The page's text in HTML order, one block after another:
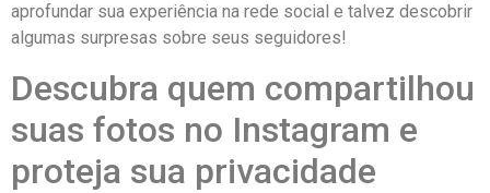
aprofundar ⁢sua‍ experiência na⁣ rede social e talvez descobrir
algumas surpresas ⁣sobre seus seguidores!
Descubra quem compartilhou​
suas fotos no Instagram e
proteja sua privacidade